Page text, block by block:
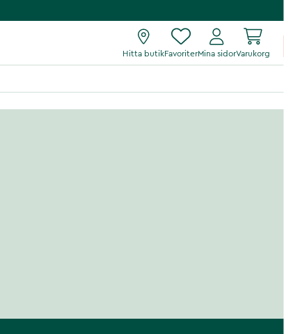
Hitta butikFavoriterMina sidorVarukorg